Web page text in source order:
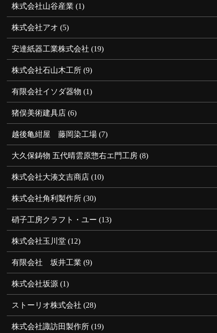
株式会社山谷産業 (1)
株式会社アオ (5)
安達紙器工業株式会社 (19)
株式会社石山木工所 (9)
有限会社イソダ器物 (1)
猪俣美術建具店 (6)
越後亀紺屋 藤岡染工場 (7)
大久保鋳物 五代晴雲原惣右エ門工房 (8)
株式会社大湊文吉商店 (10)
株式会社角利製作所 (30)
硝子工房クラフト・ユー (13)
株式会社玉川堂 (12)
有限会社 坂井工業 (9)
株式会社坂源 (1)
ストーリオ株式会社 (28)
株式会社諏訪田製作所 (19)